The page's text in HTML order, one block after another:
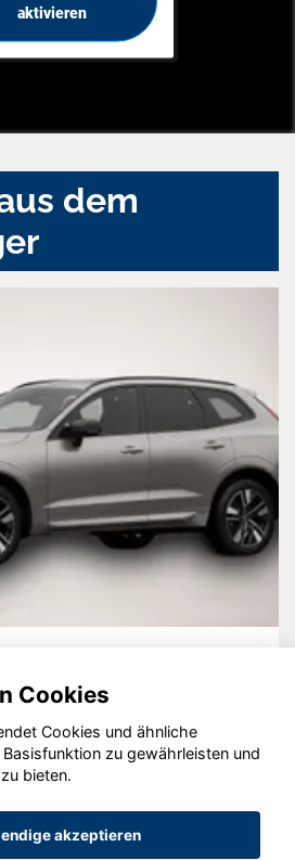
aktivieren
dem
GmbH 2020 - 2026
Cookies
Cookies und ähnliche
zu gewährleisten und
bieten.
akzeptieren